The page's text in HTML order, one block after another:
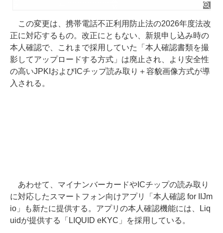
この変更は、携帯電話不正利用防止法の2026年度法改
正に対応するもの。改正にともない、新規申し込み時の
本人確認で、これまで採用していた「本人確認書類を撮
影してアップロードする方式」は廃止され、より安全性
の高いJPKIおよびICチップ読み取り＋容貌画像方式が導
入される。
あわせて、マイナンバーカードやICチップの読み取り
に対応したスマートフォン向けアプリ「本人確認 for IIJm
io」も新たに提供する。アプリの本人確認機能には、Liq
uidが提供する「LIQUID eKYC」を採用している。